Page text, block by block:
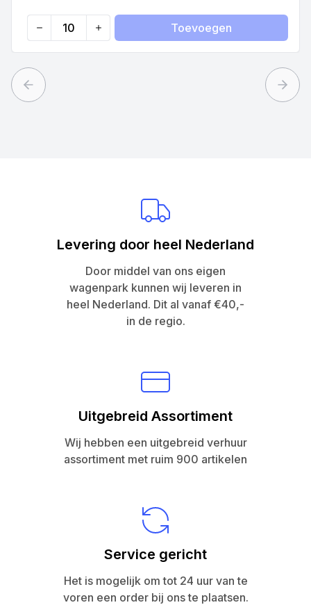
Quantity
Toevoegen
Previous slide Next
Levering door heel Nederland
Door middel van ons eigen
wagenpark kunnen wij leveren in
heel Nederland. Dit al vanaf €40,-
in de regio.
Uitgebreid Assortiment
Wij hebben een uitgebreid verhuur
assortiment met ruim 900 artikelen
Service gericht
Het is mogelijk om tot 24 uur van te
voren een order bij ons te plaatsen.